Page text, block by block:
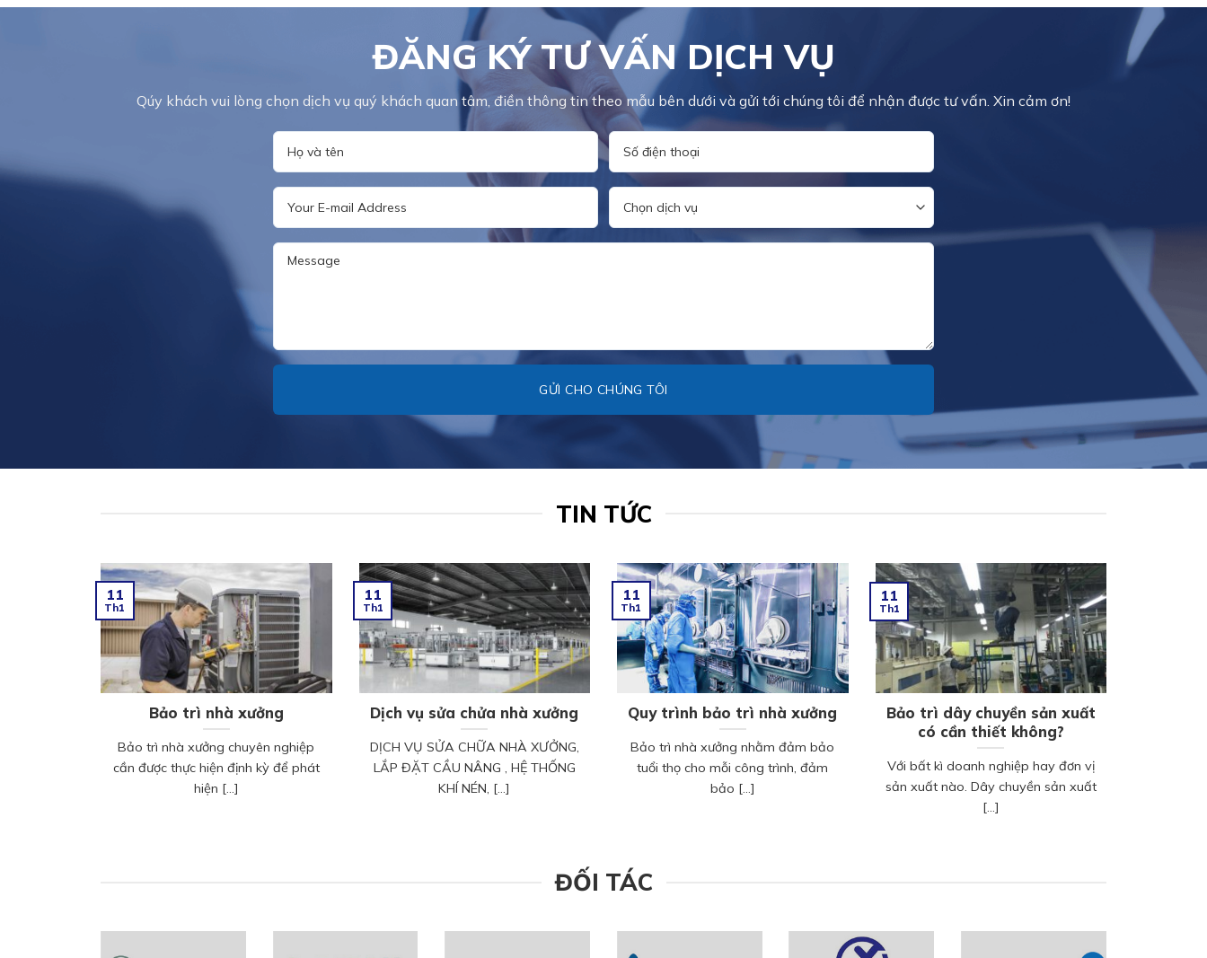
ĐĂNG KÝ TƯ VẤN DỊCH VỤ
Qúy khách vui lòng chọn dịch vụ quý khách quan tâm, điền thông tin theo mẫu bên dưới và gửi tới chúng tôi để nhận được tư vấn. Xin cảm ơn!
TIN TỨC
Bảo trì nhà xưởng
Bảo trì nhà xưởng chuyên nghiệp
cần được thực hiện định kỳ để phát
hiện [...]
11
Th1
Dịch vụ sửa chửa nhà xưởng
DỊCH VỤ SỬA CHỮA NHÀ XƯỞNG,
LẮP ĐẶT CẦU NÂNG , HỆ THỐNG
KHÍ NÉN, [...]
11
Th1
Quy trình bảo trì nhà xưởng
Bảo trì nhà xưởng nhằm đảm bảo
tuổi thọ cho mỗi công trình, đảm
bảo [...]
11
Th1
Bảo trì dây chuyền sản xuất
có cần thiết không?
Với bất kì doanh nghiệp hay đơn vị
sản xuất nào. Dây chuyền sản xuất
[...]
11
Th1
ĐỐI TÁC